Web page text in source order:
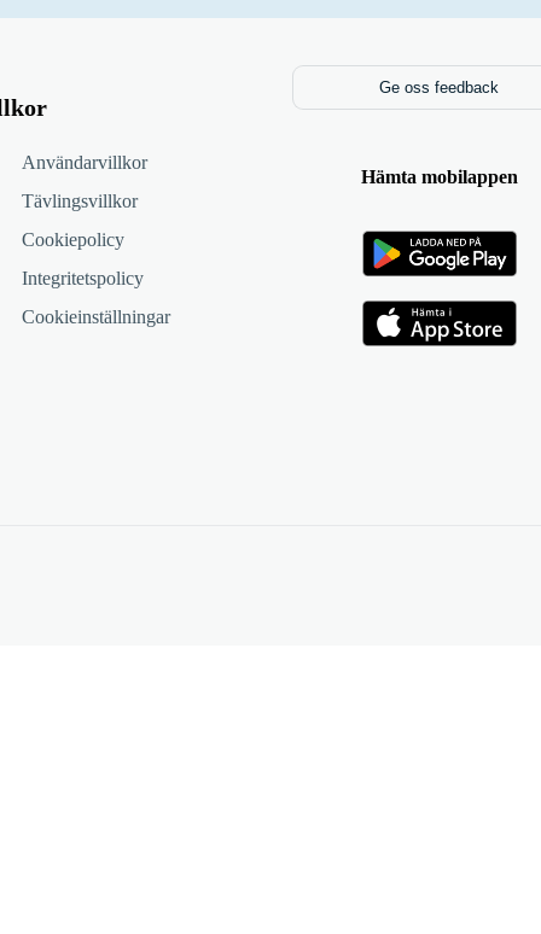
Användarvillkor
Tävlingsvillkor
Cookiepolicy
Integritetspolicy
Cookieinställningar
Ge oss feedback
Hämta mobilappen